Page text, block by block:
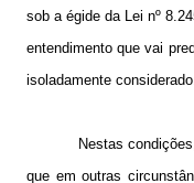
sob a égide da Lei nº
entendimento que vai
isoladamente considerado.
Nestas
que em outras